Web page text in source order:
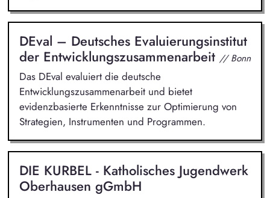
DEval – Deutsches Evaluierungsinstitut
der Entwicklungszusammenarbeit // Bonn
Das DEval evaluiert die deutsche
Entwicklungszusammenarbeit und bietet
evidenzbasierte Erkenntnisse zur Optimierung von
Strategien, Instrumenten und Programmen.
DIE KURBEL - Katholisches Jugendwerk
Oberhausen gGmbH